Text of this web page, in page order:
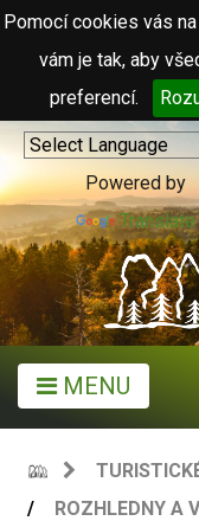
Pomocí cookies vás
vám je tak, aby
preferencí.
Powered by
Translate
MENU
ROZHLEDNY A